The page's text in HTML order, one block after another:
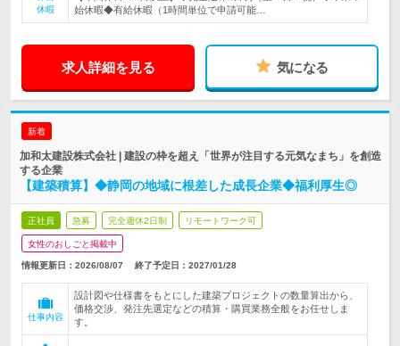
休暇
始休暇◆有給休暇（1時間単位で申請可能…
求人詳細を見る 気になる
新着
加和太建設株式会社 | 建設の枠を超え「世界が注目する元気なまち」を創造
する企業
【建築積算】◆静岡の地域に根差した成長企業◆福利厚生◎
正社員 急募 完全週休2日制 リモートワーク可
女性のおしごと掲載中
情報更新日：2026/08/07 終了予定日： 2027/01/28
仕事内容
設計図や仕様書をもとにした建築プロジェクトの数量算出から、
価格交渉、発注先選定などの積算・購買業務全般をお任せしま
す。